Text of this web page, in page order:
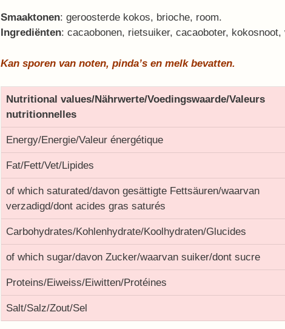
Smaaktonen: geroosterde kokos, brioche, room.
Ingrediënten: cacaobonen, rietsuiker, cacaoboter, kokosnoot,
Kan sporen van noten, pinda’s en melk bevatten.
Nutritional values/Nährwerte/Voedingswaarde/Valeurs
nutritionnelles
Energy/Energie/Valeur énergétique
Fat/Fett/Vet/Lipides
of which saturated/davon gesättigte Fettsäuren/waarvan
verzadigd/dont acides gras saturés
Carbohydrates/Kohlenhydrate/Koolhydraten/Glucides
of which sugar/davon Zucker/waarvan suiker/dont sucre
Proteins/Eiweiss/Eiwitten/Protéines
Salt/Salz/Zout/Sel